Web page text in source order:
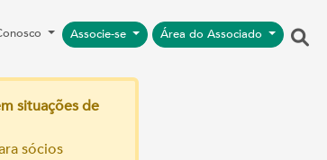
Associe-se Área do Associado
situações de
sócios